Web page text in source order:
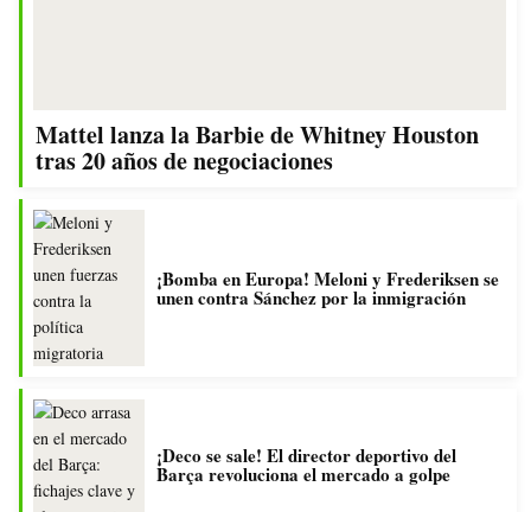
Mattel lanza la Barbie de Whitney Houston
tras 20 años de negociaciones
¡Bomba en Europa! Meloni y Frederiksen se
unen contra Sánchez por la inmigración
¡Deco se sale! El director deportivo del
Barça revoluciona el mercado a golpe